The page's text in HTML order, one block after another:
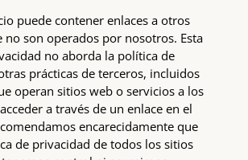
puede contener enlaces a otros
no son operados por nosotros. Esta
no aborda la política de
prácticas de terceros, incluidos
operan sitios web o servicios a los
a través de un enlace en el
encarecidamente que
de privacidad de todos los sitios